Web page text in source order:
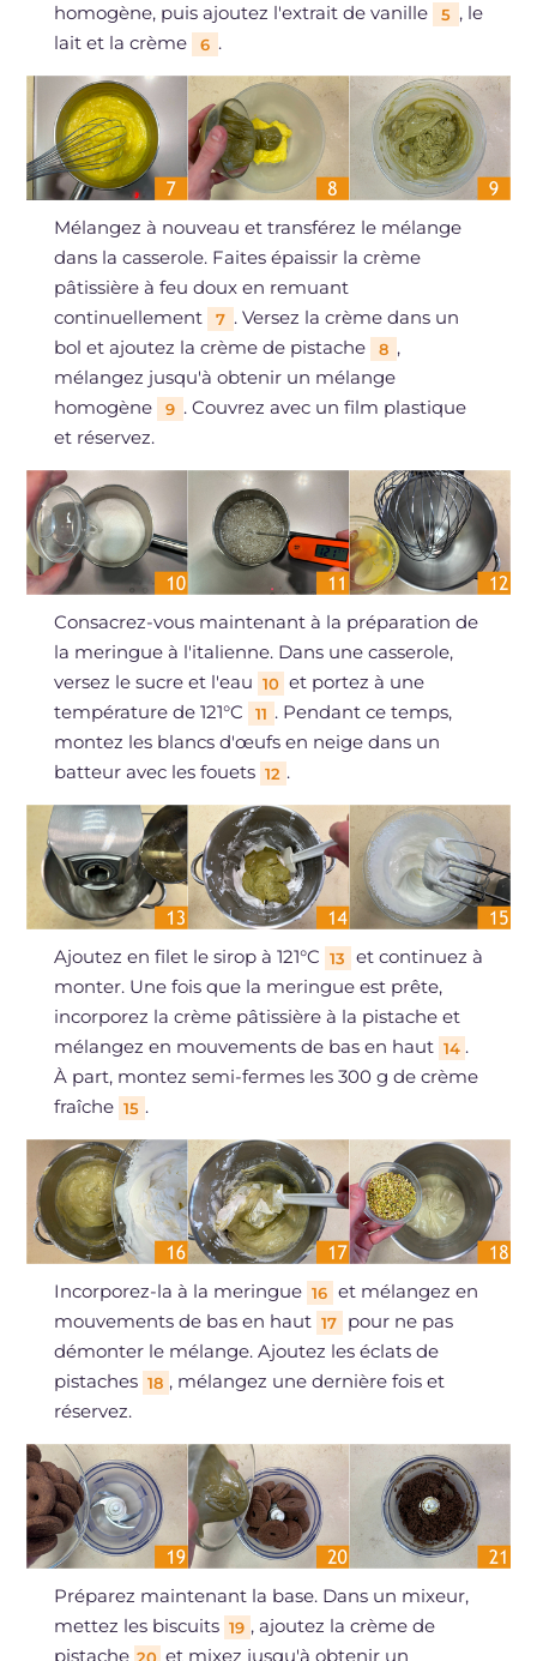
homogène, puis ajoutez l'extrait de vanille
5 , le
lait et la crème
6 .
Mélangez à nouveau et transférez le mélange
dans la casserole. Faites épaissir la crème
pâtissière à feu doux en remuant
continuellement
7 . Versez la crème dans un
bol et ajoutez la crème de pistache
8 ,
mélangez jusqu'à obtenir un mélange
homogène
9 . Couvrez avec un film plastique
et réservez.
Consacrez-vous maintenant à la préparation de
la meringue à l'italienne. Dans une casserole,
versez le sucre et l'eau 10 et portez à une
température de 121°C
11 . Pendant ce temps,
montez les blancs d'œufs en neige dans un
batteur avec les fouets 12 .
Ajoutez en filet le sirop à 121°C 13
et continuez à
monter. Une fois que la meringue est prête,
incorporez la crème pâtissière à la pistache et
mélangez en mouvements de bas en haut 14 .
À part, montez semi-fermes les 300 g de crème
fraîche 15 .
Incorporez-la à la meringue 16 et mélangez en
mouvements de bas en haut 17
pour ne pas
démonter le mélange. Ajoutez les éclats de
pistaches 18 , mélangez une dernière fois et
réservez.
Préparez maintenant la base. Dans un mixeur,
mettez les biscuits 19 , ajoutez la crème de
pistache 20 et mixez jusqu'à obtenir un